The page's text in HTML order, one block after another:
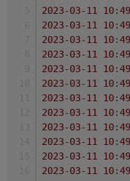
2023-03-11 10:49
2023-03-11 10:49
2023-03-11 10:49
2023-03-11 10:49
2023-03-11 10:49
2023-03-11 10:49
2023-03-11 10:49
2023-03-11 10:49
2023-03-11 10:49
2023-03-11 10:49
2023-03-11 10:49
2023-03-11 10:49